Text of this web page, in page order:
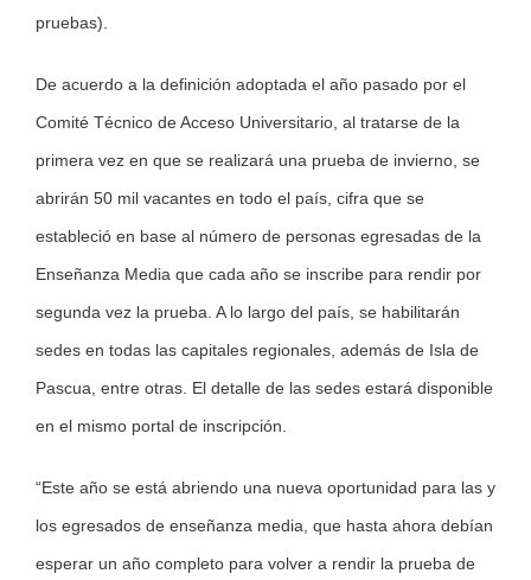
pruebas).
De acuerdo a la definición adoptada el año pasado por el
Comité Técnico de Acceso Universitario, al tratarse de la
primera vez en que se realizará una prueba de invierno, se
abrirán 50 mil vacantes en todo el país, cifra que se
estableció en base al número de personas egresadas de la
Enseñanza Media que cada año se inscribe para rendir por
segunda vez la prueba. A lo largo del país, se habilitarán
sedes en todas las capitales regionales, además de Isla de
Pascua, entre otras. El detalle de las sedes estará disponible
en el mismo portal de inscripción.
“Este año se está abriendo una nueva oportunidad para las y
los egresados de enseñanza media, que hasta ahora debían
esperar un año completo para volver a rendir la prueba de